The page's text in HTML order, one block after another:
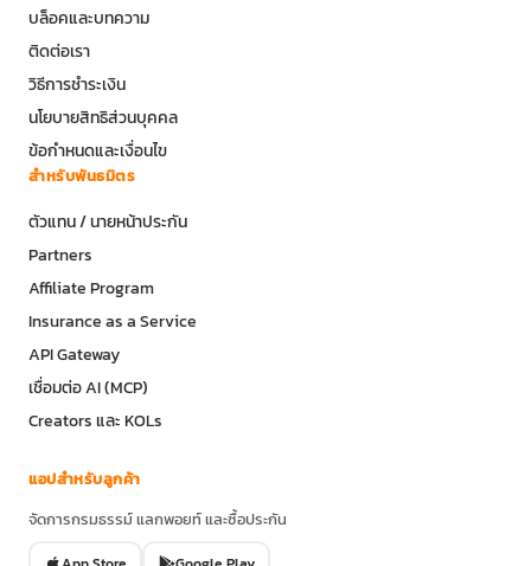
บล็อคและบทความ
ติดต่อเรา
วิธีการชำระเงิน
นโยบายสิทธิส่วนบุคคล
ข้อกำหนดและเงื่อนไข
สำหรับพันธมิตร
ตัวแทน / นายหน้าประกัน
Partners
Affiliate Program
Insurance as a Service
API Gateway
เชื่อมต่อ AI (MCP)
Creators และ KOLs
แอปสำหรับลูกค้า
จัดการกรมธรรม์ แลกพอยท์ และซื้อประกัน